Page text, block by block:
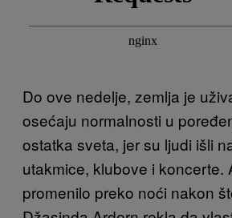
Do ove nedelje, zemlja je
osećaju normalnosti u
ostatka sveta, jer su ljudi išli
utakmice, klubove i koncerte.
promenilo preko noći nakon